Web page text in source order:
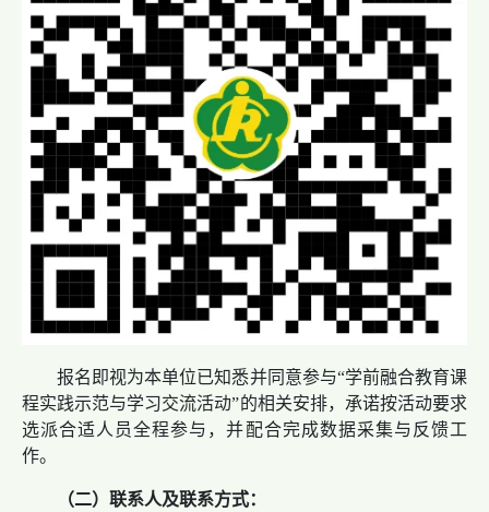
报名即视为本单位已知悉并同意参与“学前融合教育课
程实践示范与学习交流活动”的相关安排，承诺按活动要求
选派合适人员全程参与，并配合完成数据采集与反馈工
作。
（二） 联系人及联系方式：